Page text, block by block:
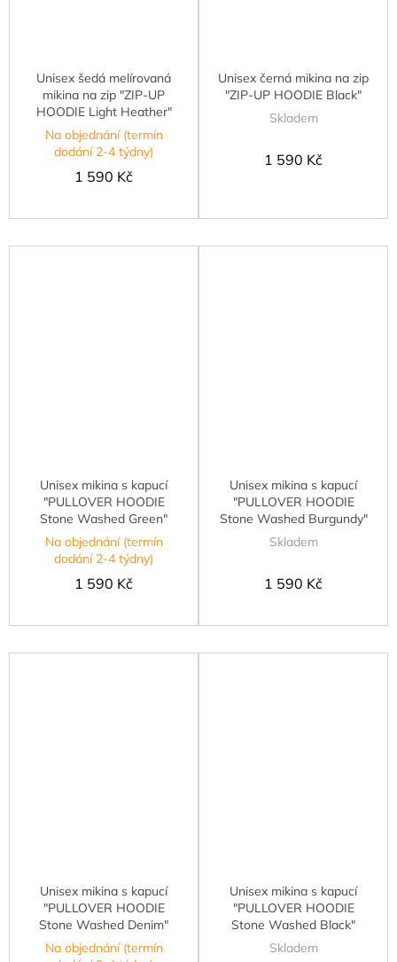
Unisex šedá melírovaná
mikina na zip "ZIP-UP
HOODIE Light Heather"
Na objednání (termín
dodání 2-4 týdny)
1 590 Kč
Unisex černá mikina na zip
"ZIP-UP HOODIE Black"
Skladem
1 590 Kč
Unisex mikina s kapucí
"PULLOVER HOODIE
Stone Washed Green"
Na objednání (termín
dodání 2-4 týdny)
1 590 Kč
Unisex mikina s kapucí
"PULLOVER HOODIE
Stone Washed Burgundy"
Skladem
1 590 Kč
Unisex mikina s kapucí
"PULLOVER HOODIE
Stone Washed Denim"
Na objednání (termín
Unisex mikina s kapucí
"PULLOVER HOODIE
Stone Washed Black"
Skladem